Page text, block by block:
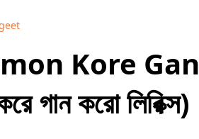
Kore
গান করো লিরিক্স)